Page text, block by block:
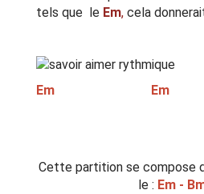
tels que le Em, cela
Em Em
Cette partition se compose
le : Em -